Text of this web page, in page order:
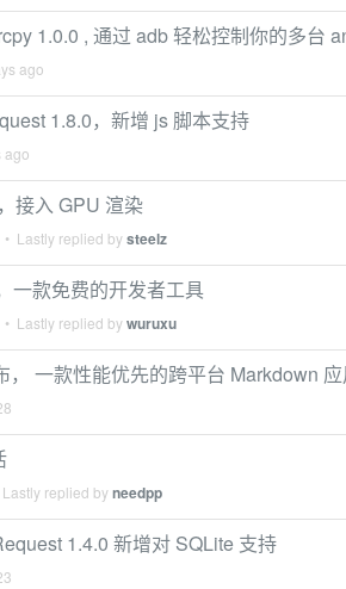
1.0.0 , 通过 adb 轻松控制你的多台
ago
1.8.0，新增 js 脚本支持
ago
接入 GPU 渲染
• Lastly replied bysteelz
一款免费的开发者工具
• Lastly replied bywuruxu
， 一款性能优先的跨平台 Markdown
Lastly replied byneedpp
1.4.0 新增对 SQLite 支持